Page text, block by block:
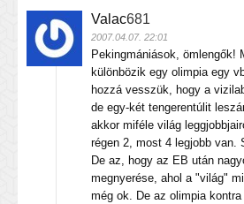
Valac681
2007.04.07. 22:01
Pekingmániások, ömlengők!
különbözik egy olimpia egy
hozzá vesszük, hogy a
de egy-két tengerentúlit
akkor miféle világ
régen 2, most 4 legjobb van.
De az, hogy az EB után
megnyerése, ahol a "világ"
még ok. De az olimpia